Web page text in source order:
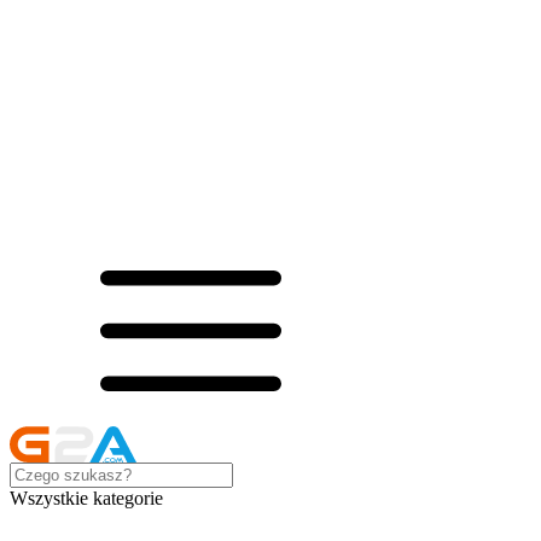
Wszystkie kategorie